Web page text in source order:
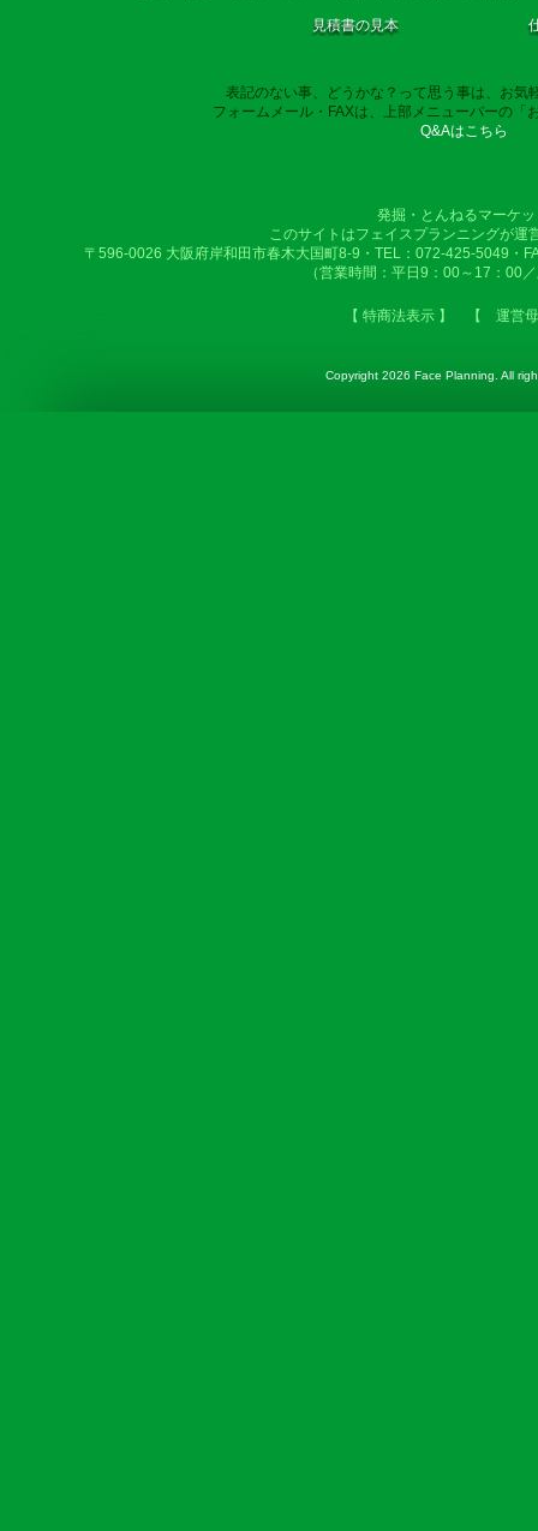
見積書の見本
表記のない事、どうかな？って思う事は、お気
フォームメール・FAXは、上部メニューバーの「
Q&Aはこちら
発掘・とんねるマーケ
このサイトはフェイスプランニングが運
〒596-0026 大阪府岸和田市春木大国町8-9・TEL：072-425-5049・
（営業時間：平日9：00～17：00
【 特商法表示 】 【 運営
Copyright 2026 Face Planning. All